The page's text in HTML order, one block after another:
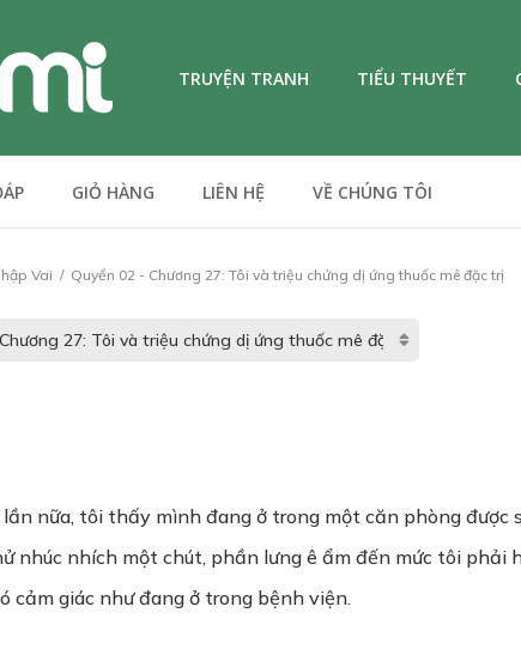
TRUYỆN TRANH TIỂU THUYẾT
GIỎ HÀNG LIÊN HỆ VỀ CHÚNG TÔI
Vai Quyển 02 - Chương 27: Tôi và triệu chứng dị ứng thuốc mê đặc trị
nữa, tôi thấy mình đang ở trong một căn phòng
nhúc nhích một chút, phần lưng ê ẩm đến mức tôi
cảm giác như đang ở trong bệnh viện.